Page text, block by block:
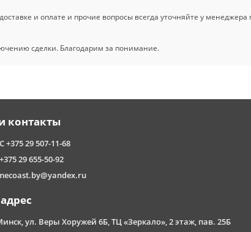
и оплате и прочие вопросы всегда уточняйте у менеджера
сделки. Благодарим за понимание.
контакты
+375 29 507-11-68
29 655-50-92
ул. Веры Хоружей 6Б, ТЦ «Зеркало», 2 этаж, пав. 25Б